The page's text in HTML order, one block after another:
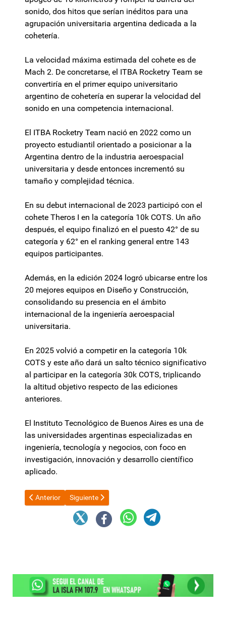
sonido, dos hitos que serían inéditos para una
agrupación universitaria argentina dedicada a la
cohetería.
La velocidad máxima estimada del cohete es de
Mach 2. De concretarse, el ITBA Rocketry Team se
convertiría en el primer equipo universitario
argentino de cohetería en superar la velocidad del
sonido en una competencia internacional.
El ITBA Rocketry Team nació en 2022 como un
proyecto estudiantil orientado a posicionar a la
Argentina dentro de la industria aeroespacial
universitaria y desde entonces incrementó su
tamaño y complejidad técnica.
En su debut internacional de 2023 participó con el
cohete Theros I en la categoría 10k COTS. Un año
después, el equipo finalizó en el puesto 42° de su
categoría y 62° en el ranking general entre 143
equipos participantes.
Además, en la edición 2024 logró ubicarse entre los
20 mejores equipos en Diseño y Construcción,
consolidando su presencia en el ámbito
internacional de la ingeniería aeroespacial
universitaria.
En 2025 volvió a competir en la categoría 10k
COTS y este año dará un salto técnico significativo
al participar en la categoría 30k COTS, triplicando
la altitud objetivo respecto de las ediciones
anteriores.
El Instituto Tecnológico de Buenos Aires es una de
las universidades argentinas especializadas en
ingeniería, tecnología y negocios, con foco en
investigación, innovación y desarrollo científico
aplicado.
Artículo anterior: Así es el sándwich de milanesa gigante con
Anterior Artículo siguiente: 4ta Marcha Federal
Siguiente